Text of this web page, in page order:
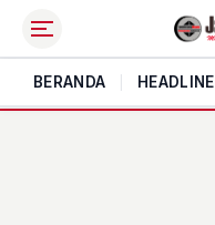
BERANDA HEADLINE